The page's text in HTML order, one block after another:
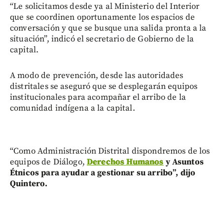
“Le solicitamos desde ya al Ministerio del Interior
que se coordinen oportunamente los espacios de
conversación y que se busque una salida pronta a la
situación”, indicó el secretario de Gobierno de la
capital.
A modo de prevención, desde las autoridades
distritales se aseguró que se desplegarán equipos
institucionales para acompañar el arribo de la
comunidad indígena a la capital.
“Como Administración Distrital dispondremos de los
equipos de Diálogo, Derechos Humanos y Asuntos
Étnicos para ayudar a gestionar su arribo”, dijo
Quintero.